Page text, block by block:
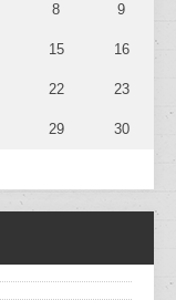
8 9
15 16
22 23
29 30